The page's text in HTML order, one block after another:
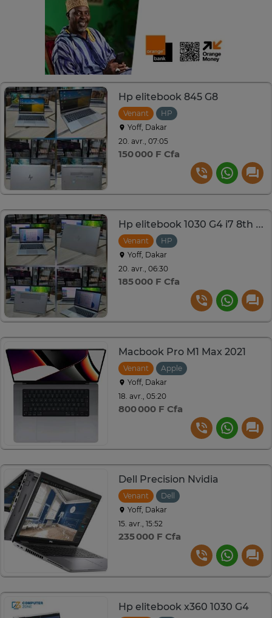
Hp elitebook 845 G8
Venant
HP
Yoff, Dakar
20. avr., 07:05
150 000 F Cfa
Hp elitebook 1030 G4 i7 8th Gen
Venant
HP
Yoff, Dakar
20. avr., 06:30
185 000 F Cfa
Macbook Pro M1 Max 2021
Venant
Apple
Yoff, Dakar
18. avr., 05:20
800 000 F Cfa
Dell Precision Nvidia
Venant
Dell
Yoff, Dakar
15. avr., 15:52
235 000 F Cfa
Hp elitebook x360 1030 G4